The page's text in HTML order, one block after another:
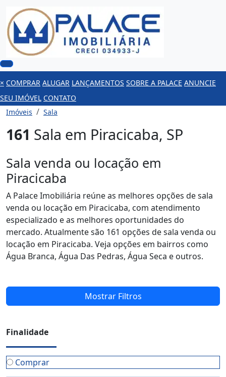
× COMPRAR ALUGAR LANÇAMENTOS SOBRE A PALACE ANUNCIE
SEU IMÓVEL CONTATO
Imóveis
Sala
161 Sala em Piracicaba, SP
Sala venda ou locação em
Piracicaba
A Palace Imobiliária reúne as melhores opções de sala
venda ou locação em Piracicaba, com atendimento
especializado e as melhores oportunidades do
mercado. Atualmente são 161 opções de sala venda ou
locação em Piracicaba. Veja opções em bairros como
Água Branca, Água Das Pedras, Água Seca e outros.
Mostrar Filtros
Finalidade
Comprar